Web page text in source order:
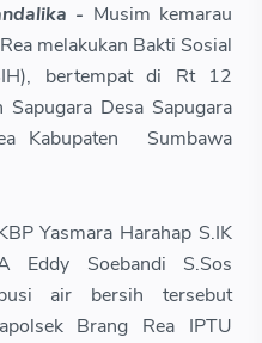
- Musim kemarau
melakukan Bakti Sosial
bertempat di Rt 12
Desa Sapugara
Kabupaten Sumbawa
Yasmara Harahap S.IK
Eddy Soebandi S.Sos
air bersih tersebut
Brang Rea IPTU